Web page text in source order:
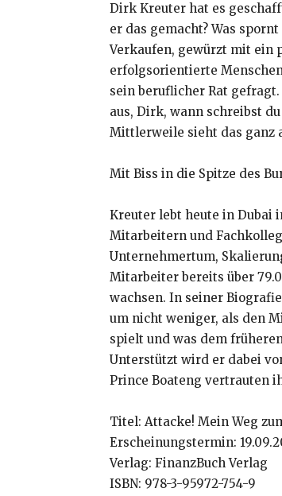
Dirk Kreuter hat es
er das gemacht? Was
Verkaufen, gewürzt mit ein
erfolgsorientierte
sein beruflicher Rat
aus, Dirk, wann schreibst
Mittlerweile sieht das ganz
Mit Biss in die Spitze des
Kreuter lebt heute in Dubai
Mitarbeitern und
Unternehmertum,
Mitarbeiter bereits über
wachsen. In seiner
um nicht weniger, als den
spielt und was dem
Unterstützt wird er dabei
Prince Boateng vertrauten
Titel: Attacke! Mein Weg
Erscheinungstermin:
Verlag: FinanzBuch Verlag
ISBN: 978-3-95972-754-9